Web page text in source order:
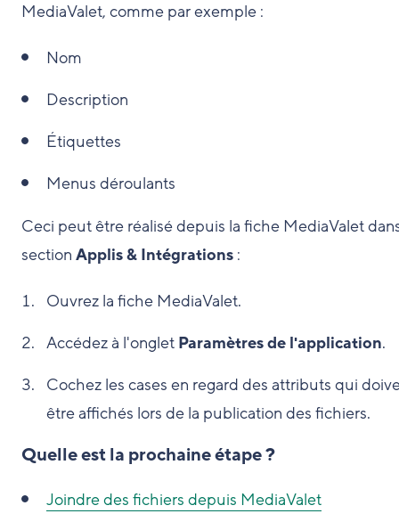
MediaValet, comme par exemple :
Nom
Description
Étiquettes
Menus déroulants
Ceci peut être réalisé depuis la fiche MediaValet
section Applis & Intégrations :
Ouvrez la fiche MediaValet.
Accédez à l'onglet Paramètres de l'application.
Cochez les cases en regard des attributs qui
être affichés lors de la publication des fichiers.
Quelle est la prochaine étape ?
Joindre des fichiers depuis MediaValet